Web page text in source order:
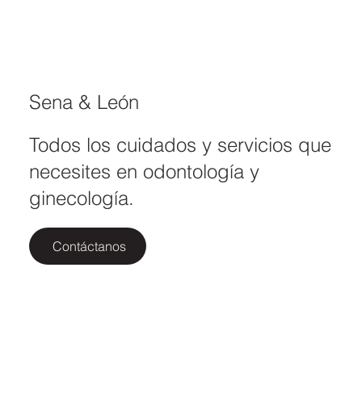
Sena & León
Todos los cuidados y servicios que
necesites en odontología y
ginecología.
Contáctanos